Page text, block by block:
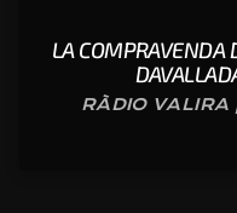
LA COMPRAVENDA
RÀDIO